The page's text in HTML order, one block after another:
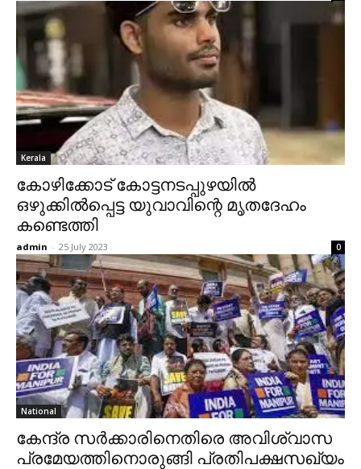
Kerala
കോഴിക്കോട് കോട്ടനടപ്പുഴയിൽ
ഒഴുക്കിൽപ്പെട്ട യുവാവിന്റെ മൃതദേഹം
കണ്ടെത്തി
admin - 25 July 2023 0
National
കേന്ദ്ര സര്‍ക്കാരിനെതിരെ അവിശ്വാസ
പ്രമേയത്തിനൊരുങ്ങി പ്രതിപക്ഷസഖ്യം